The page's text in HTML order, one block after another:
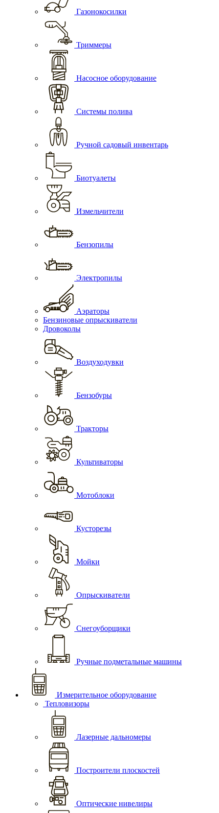
Газонокосилки
Триммеры
Насосное оборудование
Системы полива
Ручной садовый инвентарь
Биотуалеты
Измельчители
Бензопилы
Электропилы
Аэраторы
Бензиновые опрыскиватели
Дровоколы
Воздуходувки
Бензобуры
Тракторы
Культиваторы
Мотоблоки
Кусторезы
Мойки
Опрыскиватели
Снегоуборщики
Ручные подметальные машины
Измерительное оборудование
Тепловизоры
Лазерные дальномеры
Построители плоскостей
Оптические нивелиры